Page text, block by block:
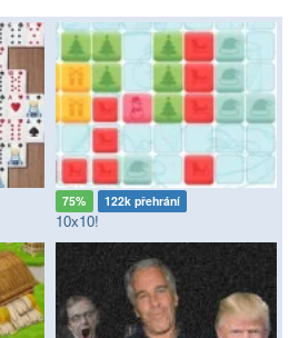
75% 122k přehrání
10x10!